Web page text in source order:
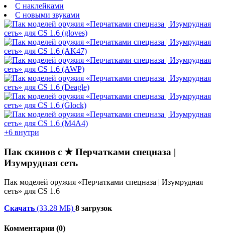
С наклейками
С новыми звуками
+6 внутри
Пак скинов с ★ Перчатками спецназа |
Изумрудная сеть
Пак моделей оружия «Перчатками спецназа | Изумрудная
сеть» для CS 1.6
Скачать (33.28 МБ) 8 загрузок
Комментарии (0)